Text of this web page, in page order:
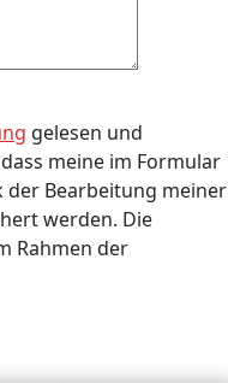
gelesen und
meine im Formular
der Bearbeitung meiner
werden. Die
Rahmen der